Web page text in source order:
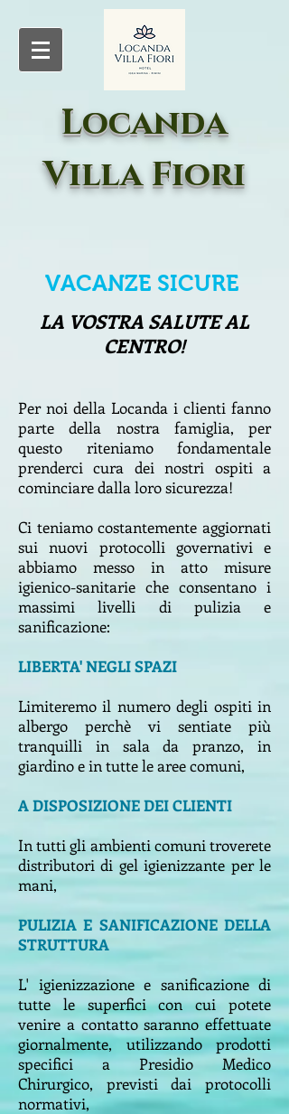
Locanda
Villa Fiori
VACANZE SICURE
LA VOSTRA SALUTE AL
CENTRO!
Per noi della Locanda i clienti fanno
parte della nostra famiglia, per
questo riteniamo fondamentale
prenderci cura dei nostri ospiti a
cominciare dalla loro sicurezza!
Ci teniamo costantemente aggiornati
sui nuovi protocolli governativi e
abbiamo messo in atto misure
igienico-sanitarie che consentano i
massimi livelli di pulizia e
sanificazione:
LIBERTA' NEGLI SPAZI
Limiteremo il numero degli ospiti in
albergo perchè vi sentiate più
tranquilli in sala da pranzo, in
giardino e in tutte le aree comuni,
A DISPOSIZIONE DEI CLIENTI
In tutti gli ambienti comuni troverete
distributori di gel igienizzante per le
mani,
PULIZIA E SANIFICAZIONE DELLA
STRUTTURA
L' igienizzazione e sanificazione di
tutte le superfici con cui potete
venire a contatto saranno effettuate
giornalmente, utilizzando prodotti
specifici a Presidio Medico
Chirurgico, previsti dai protocolli
normativi,